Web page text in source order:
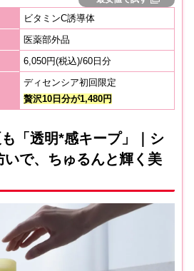
ビタミンC誘導体
医薬部外品
6,050円(税込)/60日分
ディセンシア初回限定
贅沢10 日分が1,480円
も「透明*感キープ」｜シ
いで、ちゅるんと輝く美